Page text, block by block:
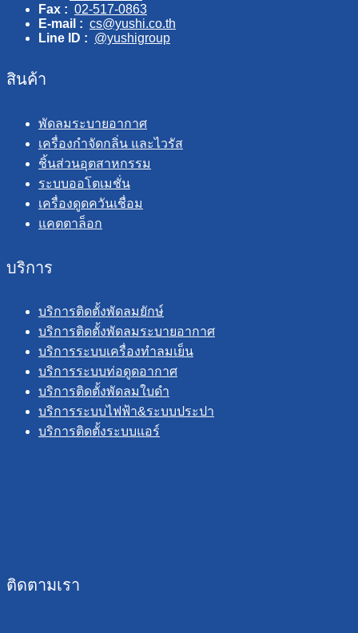
Fax : 02-517-0863
E-mail : cs@yushi.co.th
Line ID : @yushigroup
สินค้า
พัดลมระบายอากาศ
เครื่องกำจัดกลิ่น และไวรัส
ชิ้นส่วนอุตสาหกรรม
ระบบออโตเมชั่น
เครื่องดูดควันเชื่อม
แคตตาล็อก
บริการ
บริการติดตั้งพัดลมยักษ์
บริการติดตั้งพัดลมระบายอากาศ
บริการระบบเครื่องทำลมเย็น
บริการระบบท่อดูดอากาศ
บริการติดตั้งพัดลมใบดำ
บริการระบบไฟฟ้า&ระบบประปา
บริการติดตั้งระบบแอร์
ติดตามเรา